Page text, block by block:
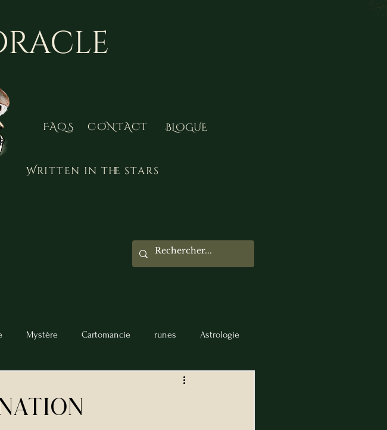
FAQS CONTACT BLOGUE
Written in the stars
Mystère Cartomancie runes Astrologie
numérologie